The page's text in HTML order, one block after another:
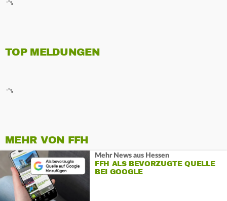
TOP MELDUNGEN
MEHR VON FFH
Mehr News aus Hessen
FFH ALS BEVORZUGTE QUELLE
BEI GOOGLE